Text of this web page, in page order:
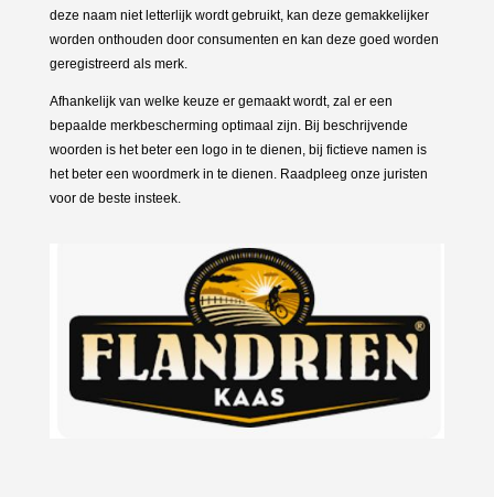
deze naam niet letterlijk wordt gebruikt, kan deze gemakkelijker
worden onthouden door consumenten en kan deze goed worden
geregistreerd als merk.
Afhankelijk van welke keuze er gemaakt wordt, zal er een
bepaalde merkbescherming optimaal zijn. Bij beschrijvende
woorden is het beter een logo in te dienen, bij fictieve namen is
het beter een woordmerk in te dienen. Raadpleeg onze juristen
voor de beste insteek.